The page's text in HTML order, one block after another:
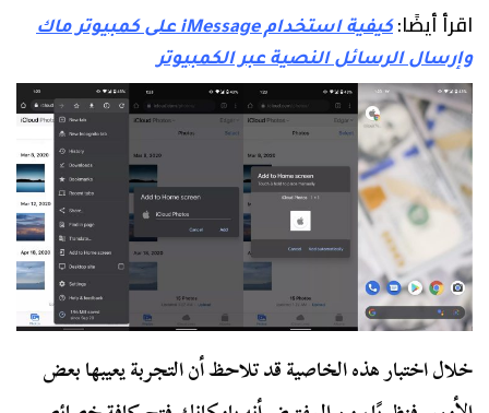
اقرأ أيضًا:
كيفية استخدام iMessage على كمبيوتر ماك
وإرسال الرسائل النصية عبر الكمبيوتر
خلال اختبار هذه الخاصية قد تلاحظ أن التجربة يعيبها بعض